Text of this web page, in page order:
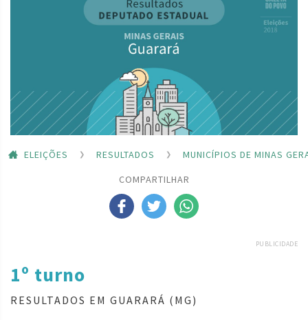
ELEIÇÕES RESULTADOS
MUNICÍPIOS DE MINAS
COMPARTILHAR
PUBLICIDADE
1º turno
RESULTADOS EM GUARARÁ (MG)